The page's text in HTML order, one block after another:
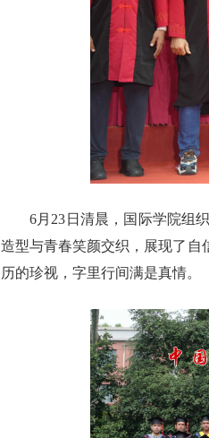
6月23日清晨，国际学院组
造型与青春笑颜交织，展现了自
历的珍视，字里行间满是真情。